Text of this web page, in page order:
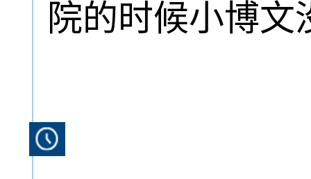
院的时候小博